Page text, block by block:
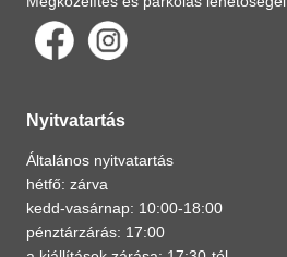
Nyitvatartás
Általános nyitvatartás
hétfő: zárva
kedd-vasárnap: 10:00-18:00
pénztárzárás: 17:00